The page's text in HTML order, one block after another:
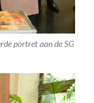
portret aan de SG